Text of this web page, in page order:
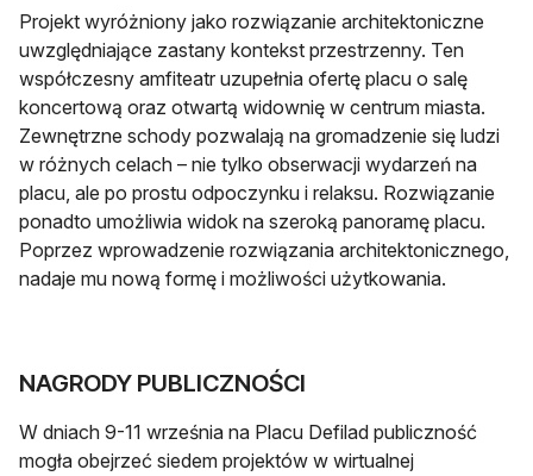
Projekt wyróżniony jako rozwiązanie architektoniczne
uwzględniające zastany kontekst przestrzenny. Ten
współczesny amfiteatr uzupełnia ofertę placu o salę
koncertową oraz otwartą widownię w centrum miasta.
Zewnętrzne schody pozwalają na gromadzenie się ludzi
w różnych celach – nie tylko obserwacji wydarzeń na
placu, ale po prostu odpoczynku i relaksu. Rozwiązanie
ponadto umożliwia widok na szeroką panoramę placu.
Poprzez wprowadzenie rozwiązania architektonicznego,
nadaje mu nową formę i możliwości użytkowania.
NAGRODY PUBLICZNOŚCI
W dniach 9-11 września na Placu Defilad publiczność
mogła obejrzeć siedem projektów w wirtualnej